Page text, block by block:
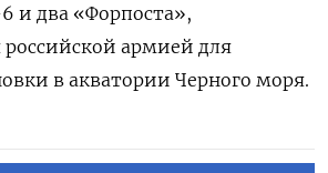
и два «Форпоста»,
армией для
в акватории Черного моря.